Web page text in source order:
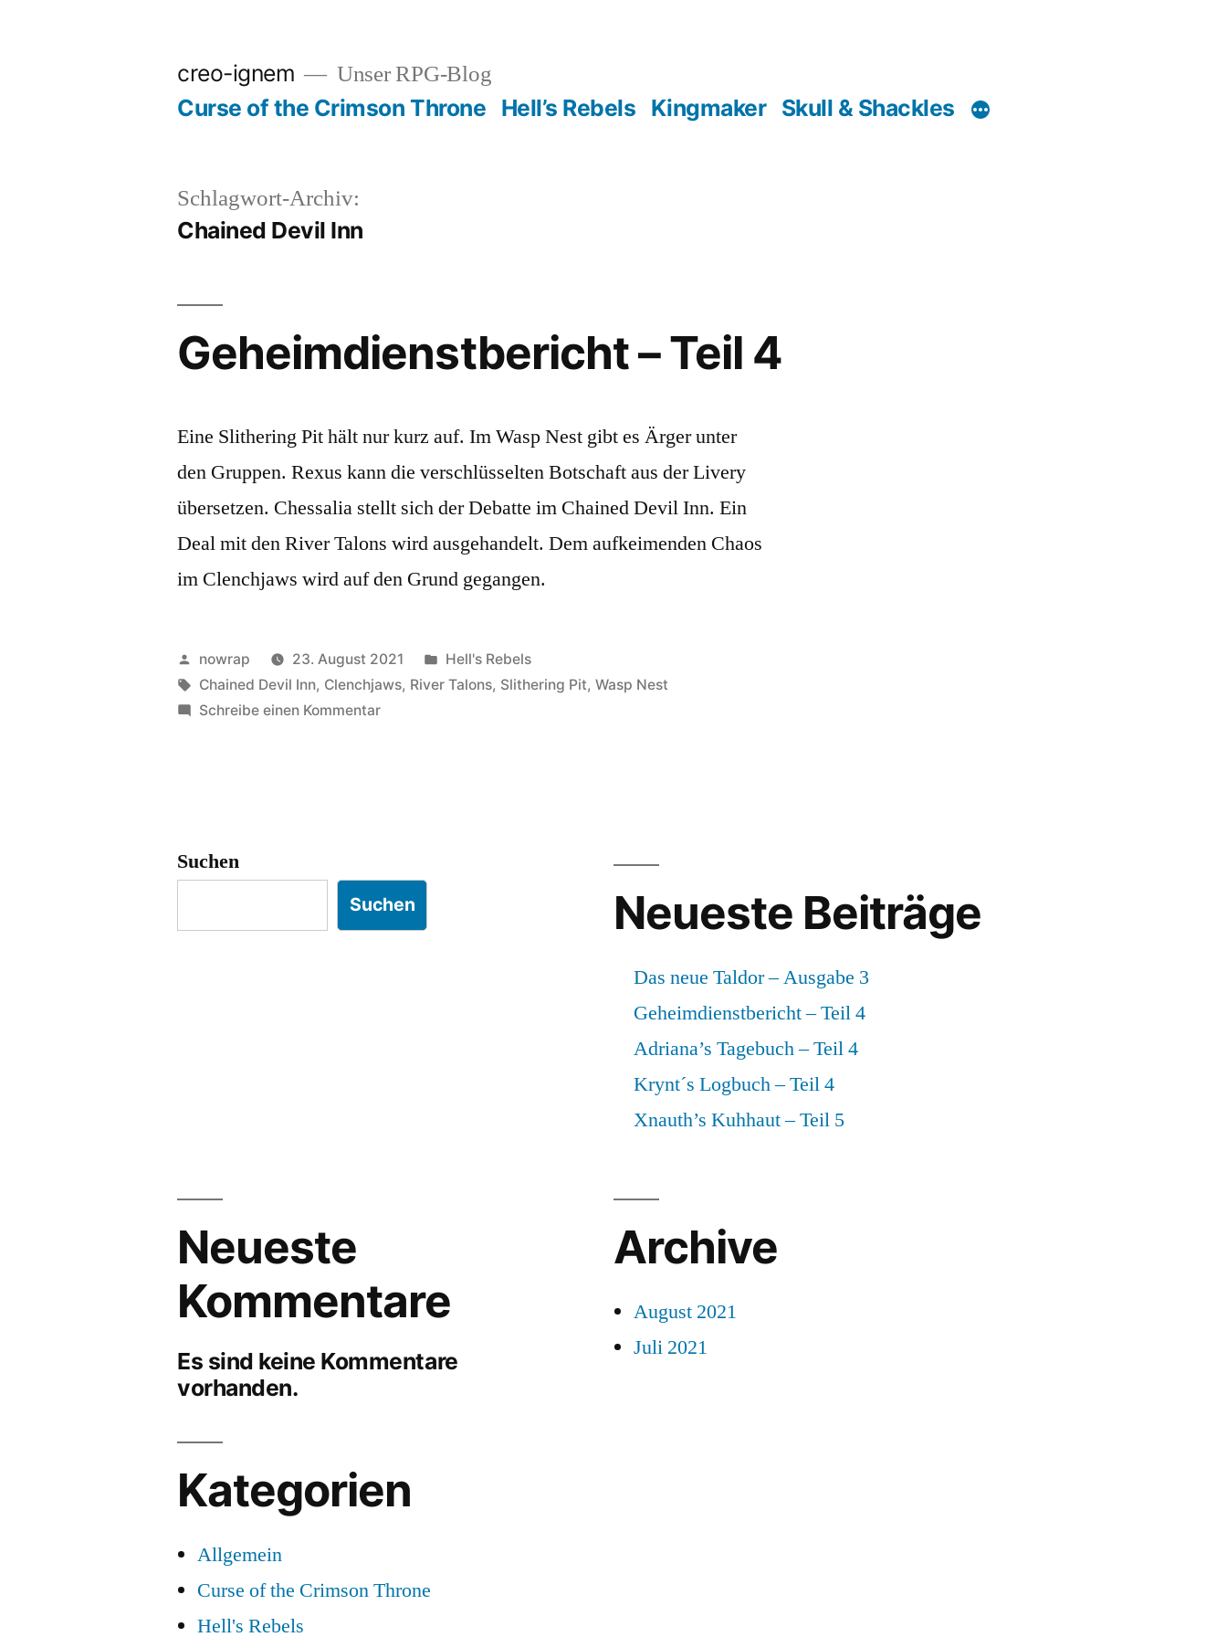
creo-ignem Unser RPG-Blog
Curse of the Crimson Throne Hell’s Rebels Kingmaker Skull & Shackles
Schlagwort-Archiv:
Chained Devil Inn
Geheimdienstbericht – Teil 4
Eine Slithering Pit hält nur kurz auf. Im Wasp Nest gibt es Ärger unter
den Gruppen. Rexus kann die verschlüsselten Botschaft aus der Livery
übersetzen. Chessalia stellt sich der Debatte im Chained Devil Inn. Ein
Deal mit den River Talons wird ausgehandelt. Dem aufkeimenden Chaos
im Clenchjaws wird auf den Grund gegangen.
Veröffentlicht
von
nowrap 23. August 2021
Veröffentlicht
unter
Hell's Rebels
Schlagwörter:
Chained Devil Inn, Clenchjaws, River Talons, Slithering Pit,Wasp Nest
Schreibe einen Kommentarzu
Suchen
Suchen Neueste Beiträge
Das neue Taldor – Ausgabe 3
Geheimdienstbericht – Teil 4
Adriana’s Tagebuch – Teil 4
Krynt´s Logbuch – Teil 4
Xnauth’s Kuhhaut – Teil 5
Neueste
Kommentare
Es sind keine Kommentare
vorhanden.
Archive
August 2021
Juli 2021
Kategorien
Allgemein
Curse of the Crimson Throne
Hell's Rebels